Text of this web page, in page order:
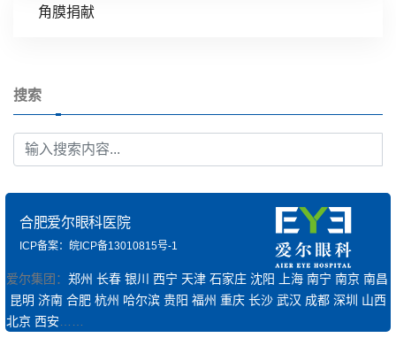
角膜捐献
搜索
合肥爱尔眼科医院
ICP备案：皖ICP备13010815号-1
爱尔集团： 郑州 长春 银川 西宁 天津 石家庄 沈阳 上海 南宁 南京 南昌
昆明 济南 合肥 杭州 哈尔滨 贵阳 福州 重庆 长沙 武汉 成都 深圳 山西
北京 西安